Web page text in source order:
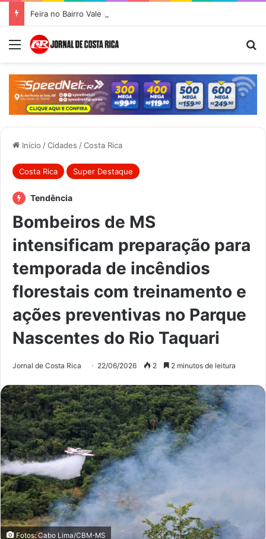
Menu
Início /Cidades /Costa Rica
Costa Rica Super Destaque
Tendência
Bombeiros de MS
intensificam preparação para
temporada de incêndios
florestais com treinamento e
ações preventivas no Parque
Nascentes do Rio Taquari
Jornal de Costa Rica 22/06/2026 2 2 minutos de leitura
Fotos: Cabo Lima/CBM-MS